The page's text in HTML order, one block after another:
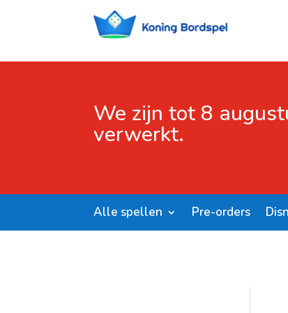
We zijn tot 8
verwerkt.
Alle spellen Pre-orders